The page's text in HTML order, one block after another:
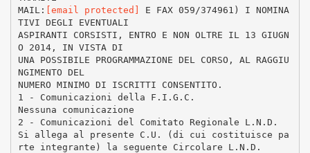
MAIL: [email protected]
E FAX 059/374961) I NOMINA
TIVI DEGLI EVENTUALI
ASPIRANTI CORSISTI, ENTRO E NON OLTRE IL 13 GIUGN
O 2014, IN VISTA DI
UNA POSSIBILE PROGRAMMAZIONE DEL CORSO, AL RAGGIU
NGIMENTO DEL
NUMERO MINIMO DI ISCRITTI CONSENTITO.
1 - Comunicazioni della F.I.G.C.
Nessuna comunicazione
2 - Comunicazioni del Comitato Regionale L.N.D.
Si allega al presente C.U. (di cui costituisce pa
rte integrante) la seguente Circolare L.N.D.